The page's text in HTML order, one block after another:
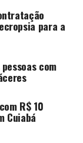
para a
com
R$ 10
Cuiabá